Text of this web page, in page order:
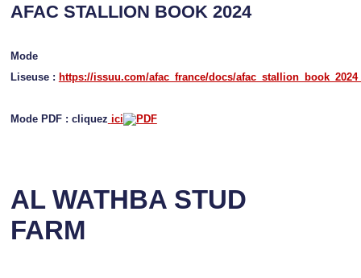
AFAC STALLION BOOK 2024
Mode
Liseuse : https://issuu.com/afac_france/docs/
Mode PDF : cliquez ici
AL WATHBA STUD
FARM